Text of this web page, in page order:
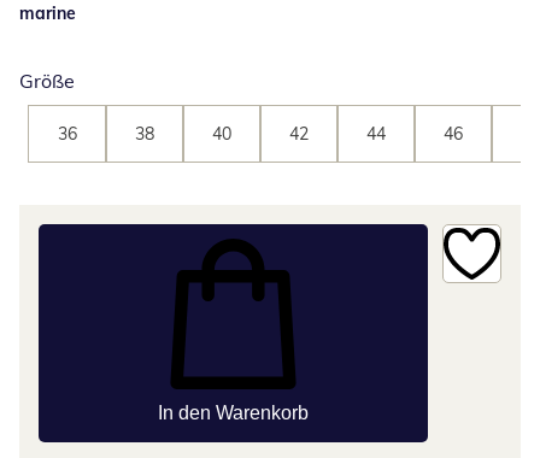
marine
Größe
36 38 40 42 44 46
In den Warenkorb